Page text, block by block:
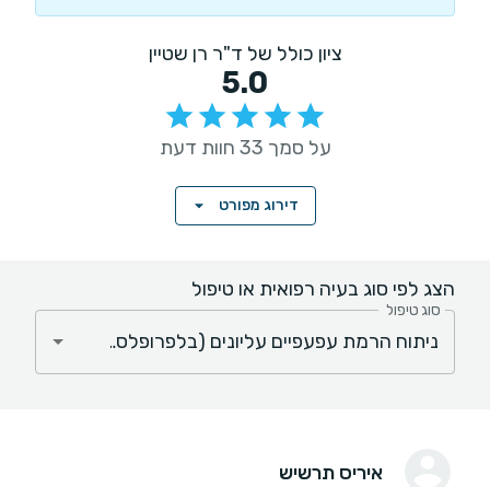
ציון כולל של ד"ר רן שטיין
5.0
על סמך 33 חוות דעת
דירוג מפורט
הצג לפי סוג בעיה רפואית או טיפול
סוג טיפול
איריס תרשיש